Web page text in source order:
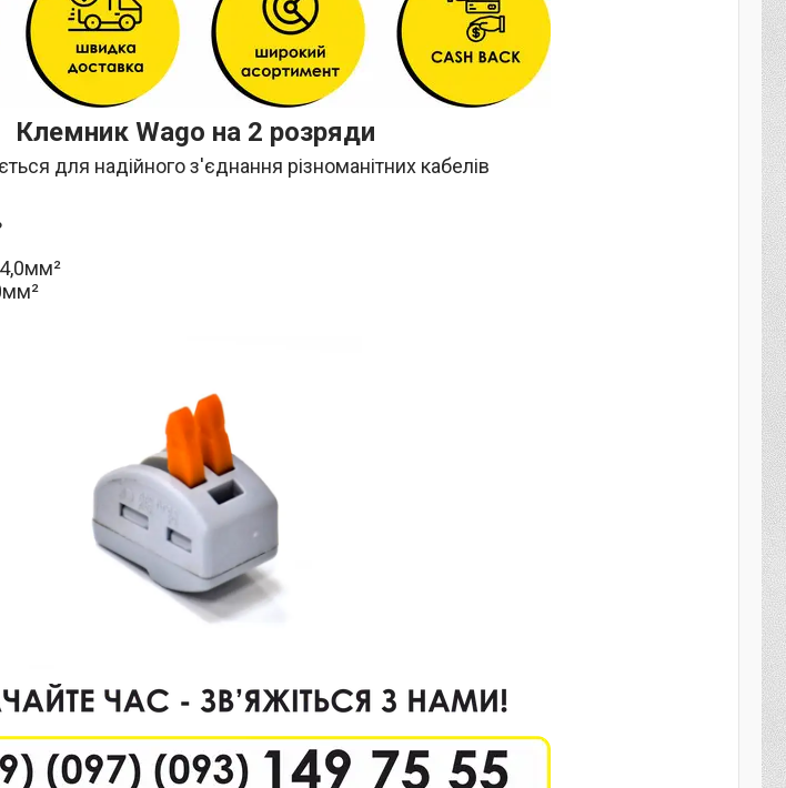
Клемник Wago на 2 розряди
для надійного з'єднання різноманітних кабелів